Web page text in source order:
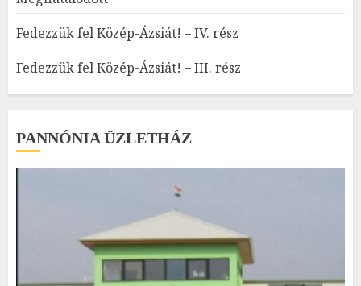
Fedezzük fel Közép-Ázsiát! – IV. rész
Fedezzük fel Közép-Ázsiát! – III. rész
PANNÓNIA ÜZLETHÁZ